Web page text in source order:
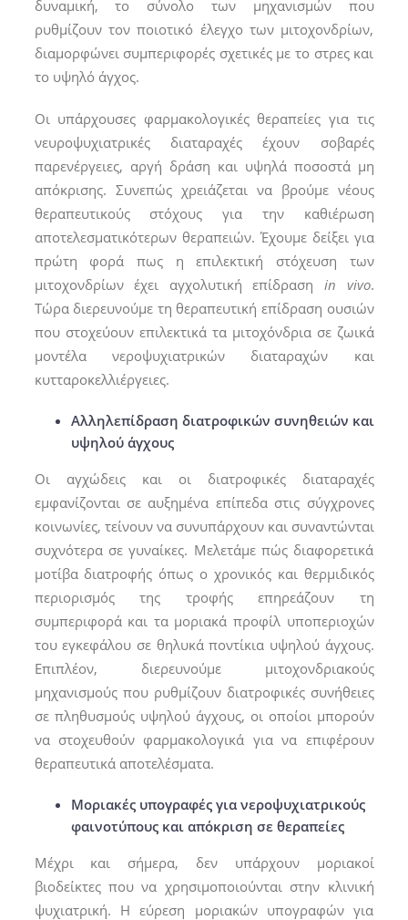
δυναμική, το σύνολο των μηχανισμών που
ρυθμίζουν τον ποιοτικό έλεγχο των μιτοχονδρίων,
διαμορφώνει συμπεριφορές σχετικές με το στρες και
το υψηλό άγχος.
Οι υπάρχουσες φαρμακολογικές θεραπείες για τις
νευροψυχιατρικές διαταραχές έχουν σοβαρές
παρενέργειες, αργή δράση και υψηλά ποσοστά μη
απόκρισης. Συνεπώς χρειάζεται να βρούμε νέους
θεραπευτικούς στόχους για την καθιέρωση
αποτελεσματικότερων θεραπειών. Έχουμε δείξει για
πρώτη φορά πως η επιλεκτική στόχευση των
μιτοχονδρίων έχει αγχολυτική επίδραση in vivo.
Τώρα διερευνούμε τη θεραπευτική επίδραση ουσιών
που στοχεύουν επιλεκτικά τα μιτοχόνδρια σε ζωικά
μοντέλα νεροψυχιατρικών διαταραχών και
κυτταροκελλιέργειες.
Αλληλεπίδραση διατροφικών συνηθειών και
υψηλού άγχους
Οι αγχώδεις και οι διατροφικές διαταραχές
εμφανίζονται σε αυξημένα επίπεδα στις σύγχρονες
κοινωνίες, τείνουν να συνυπάρχουν και συναντώνται
συχνότερα σε γυναίκες. Μελετάμε πώς διαφορετικά
μοτίβα διατροφής όπως ο χρονικός και θερμιδικός
περιορισμός της τροφής επηρεάζουν τη
συμπεριφορά και τα μοριακά προφίλ υποπεριοχών
του εγκεφάλου σε θηλυκά ποντίκια υψηλού άγχους.
Επιπλέον, διερευνούμε μιτοχονδριακούς
μηχανισμούς που ρυθμίζουν διατροφικές συνήθειες
σε πληθυσμούς υψηλού άγχους, οι οποίοι μπορούν
να στοχευθούν φαρμακολογικά για να επιφέρουν
θεραπευτικά αποτελέσματα.
Μοριακές υπογραφές για νεροψυχιατρικούς
φαινοτύπους και απόκριση σε θεραπείες
Μέχρι και σήμερα, δεν υπάρχουν μοριακοί
βιοδείκτες που να χρησιμοποιούνται στην κλινική
ψυχιατρική. Η εύρεση μοριακών υπογραφών για